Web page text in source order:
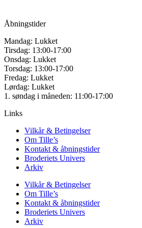
Åbningstider
Mandag: Lukket
Tirsdag: 13:00-17:00
Onsdag: Lukket
Torsdag: 13:00-17:00
Fredag: Lukket
Lørdag: Lukket
1. søndag i måneden: 11:00-17:00
Links
Vilkår & Betingelser
Om Tille’s
Kontakt & åbningstider
Broderiets Univers
Arkiv
Vilkår & Betingelser
Om Tille’s
Kontakt & åbningstider
Broderiets Univers
Arkiv